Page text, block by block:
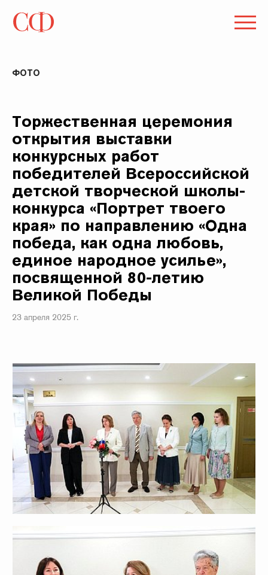
ФОТО
Торжественная церемония
открытия выставки
конкурсных работ
победителей Всероссийской
детской творческой школы-
конкурса «Портрет твоего
края» по направлению «Одна
победа, как одна любовь,
единое народное усилье»,
посвященной 80-летию
Великой Победы
23 апреля 2025 г.